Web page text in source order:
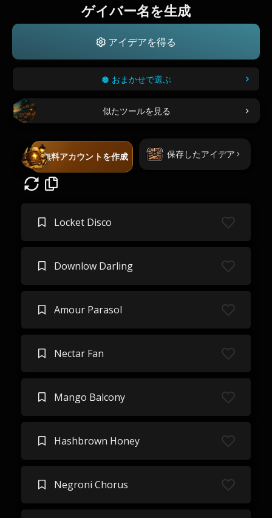
ゲイバー名を生成
アイデアを得る
おまかせで選ぶ
似たツールを見る
無料アカウントを作成 保存したアイデア
Locket Disco
Downlow Darling
Amour Parasol
Nectar Fan
Mango Balcony
Hashbrown Honey
Negroni Chorus